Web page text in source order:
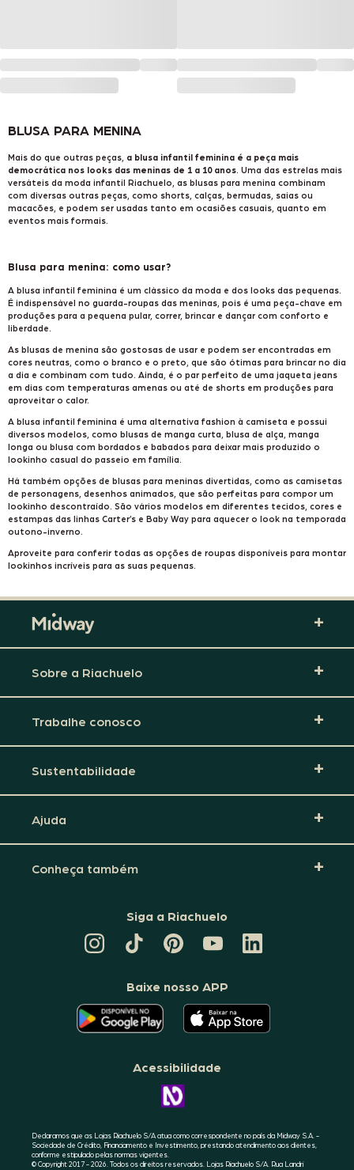
BLUSA PARA MENINA
Mais do que outras peças, a blusa infantil feminina é a peça mais
democrática nos looks das meninas de 1 a 10 anos. Uma das estrelas mais
versáteis da moda infantil Riachuelo, as blusas para menina combinam
com diversas outras peças, como shorts, calças, bermudas, saias ou
macacões, e podem ser usadas tanto em ocasiões casuais, quanto em
eventos mais formais.
Blusa para menina: como usar?
A blusa infantil feminina é um clássico da moda e dos looks das pequenas.
É indispensável no guarda-roupas das meninas, pois é uma peça-chave em
produções para a pequena pular, correr, brincar e dançar com conforto e
liberdade.
As blusas de menina são gostosas de usar e podem ser encontradas em
cores neutras, como o branco e o preto, que são ótimas para brincar no dia
a dia e combinam com tudo. Ainda, é o par perfeito de uma jaqueta jeans
em dias com temperaturas amenas ou até de shorts em produções para
aproveitar o calor.
A blusa infantil feminina é uma alternativa fashion à camiseta e possui
diversos modelos, como blusas de manga curta, blusa de alça, manga
longa ou blusa com bordados e babados para deixar mais produzido o
lookinho casual do passeio em família.
Há também opções de blusas para meninas divertidas, como as camisetas
de personagens , desenhos animados, que são perfeitas para compor um
lookinho descontraído. São vários modelos em diferentes tecidos, cores e
estampas das linhas Carter’s e Baby Way para aquecer o look na temporada
outono-inverno.
Aproveite para conferir todas as opções de roupas disponíveis para montar
lookinhos incríveis para as suas pequenas.
Sobre a Riachuelo
Trabalhe conosco
Sustentabilidade
Ajuda
Conheça também
Siga a Riachuelo
TIKTOK
DA
PINTEREST
DA
CANAL
DA
RIACHUELO
LINKEDIN
DA
Baixe nosso APP
O
APLICATIVO
DA
RIACHUELO
GOOGLE
O
APLICATIVO
DA
RIACHUELO
Acessibilidade
CONHEÇA
A
Declaramos que as Lojas Riachuelo S/A atua como correspondente no país da Midway S.A. -
Sociedade de Crédito, Financiamento e Investimento, prestando atendimento aos clientes,
conforme estipulado pelas normas vigentes.
© Copyright 2017 - 2026. Todos os direitos reservados. Lojas Riachuelo S/A. Rua Landri